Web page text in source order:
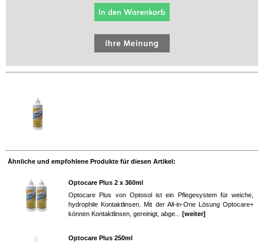
Ähnliche und empfohlene Produkte für diesen Artikel:
Optocare Plus 2 x 360ml
Optocare Plus von Optosol ist ein Pflegesystem für weiche,
hydrophile Kontaktlinsen. Mit der All-in-One Lösung Optocare+
können Kontaktlinsen, gereinigt, abge... [weiter]
Optocare Plus 250ml